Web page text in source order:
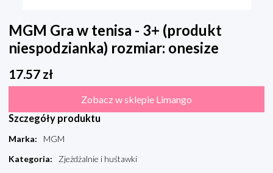
MGM Gra w tenisa - 3+ (produkt
niespodzianka) rozmiar: onesize
17.57 zł
Zobacz w sklepie Limango
Szczegóły produktu
Marka:
MGM
Kategoria:
Zjeżdżalnie i huśtawki